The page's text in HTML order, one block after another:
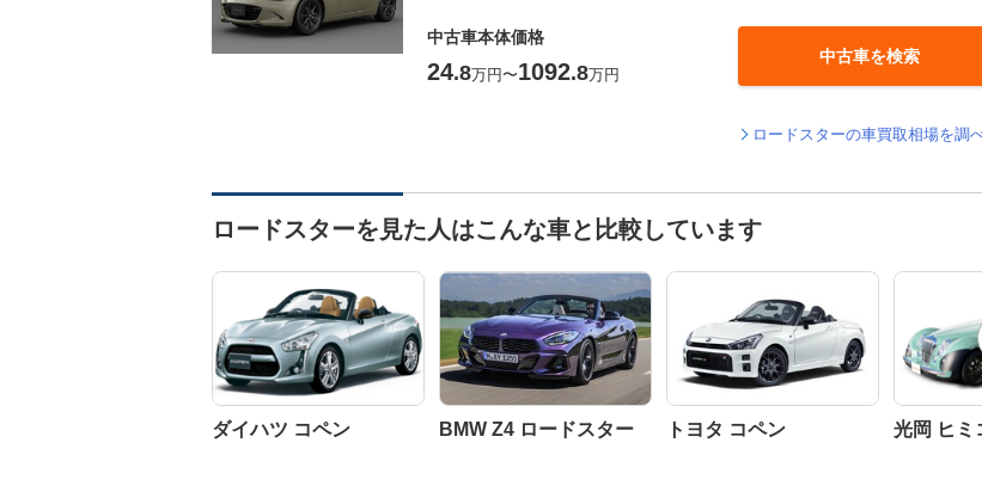
中古車本体価格
24.8万円〜1092.8万円
中古車を検索
ロードスターの車買取相場を調
ロードスターを見た人はこんな車と比較しています
ダイハツ コペン BMW Z4 ロードスター トヨタ コペン 光岡 ヒミ